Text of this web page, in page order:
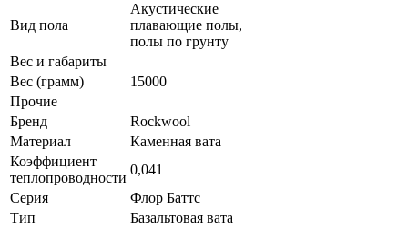
Вид пола
Акустические
плавающие полы,
полы по грунту
Вес и габариты
Вес (грамм)
15000
Прочие
Бренд
Rockwool
Материал
Каменная вата
Коэффициент
теплопроводности
0,041
Серия
Флор Баттс
Тип
Базальтовая вата